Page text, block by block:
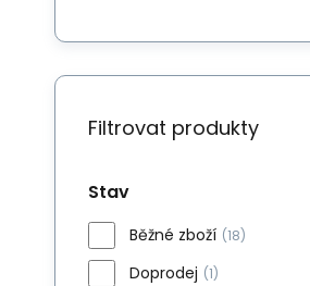
Filtrovat produkty
Stav
Běžné zboží (18)
Doprodej (1)